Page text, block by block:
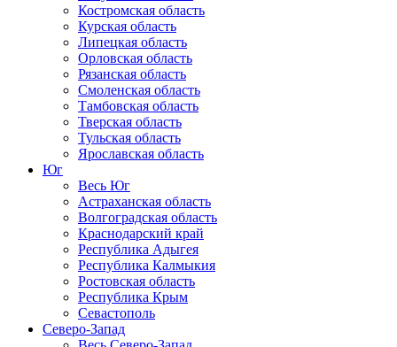
Костромская область
Курская область
Липецкая область
Орловская область
Рязанская область
Смоленская область
Тамбовская область
Тверская область
Тульская область
Ярославская область
Юг
Весь Юг
Астраханская область
Волгоградская область
Краснодарский край
Республика Адыгея
Республика Калмыкия
Ростовская область
Республика Крым
Севастополь
Северо-Запад